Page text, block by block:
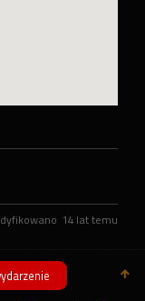
14 lat temu